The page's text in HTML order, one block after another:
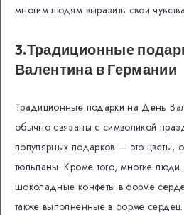
многим людям выразить свои
3.Традиционные
Валентина в Германии
Традиционные подарки на День
обычно связаны с символикой
популярных подарков — это цветы,
тюльпаны. Кроме того, многие люди
шоколадные конфеты в форме
также выполненные в форме сердец.